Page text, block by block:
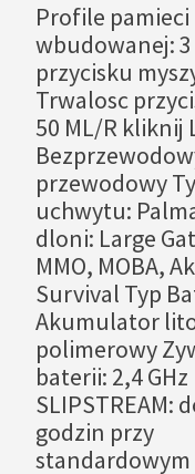
Profile pamieci
wbudowanej: 3
przycisku
Trwalosc
50 ML/R kliknij
przewodowy
uchwytu:
dloni: Large
MMO, MOBA,
Survival Typ
Akumulator
polimerowy
baterii: 2,4 GHz
SLIPSTREAM:
godzin przy
standardowym